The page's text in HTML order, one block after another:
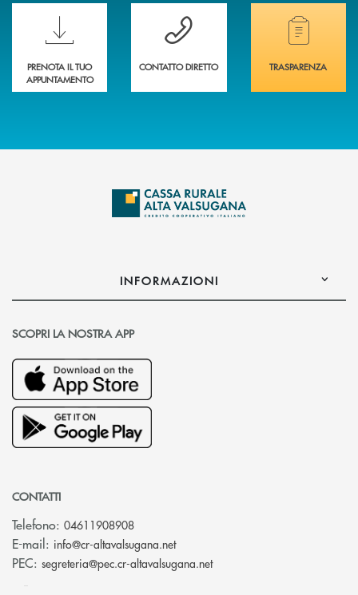
Scopri le funzionalità della nuova PRENOTA BANCA
PRENOTA IL TUO
APPUNTAMENTO
Hai bisogno di assistenza immediata?
CONTATTO DIRETTO
Hai bisogno di
TRASPARENZA
INFORMAZIONI
SCOPRI LA NOSTRA APP
CONTATTI
Telefono: 04611908908
E-mail: info@cr-altavalsugana.net(si apre l’app di posta
PEC: segreteria@pec.cr-altavalsugana.net(si apre l’app di posta